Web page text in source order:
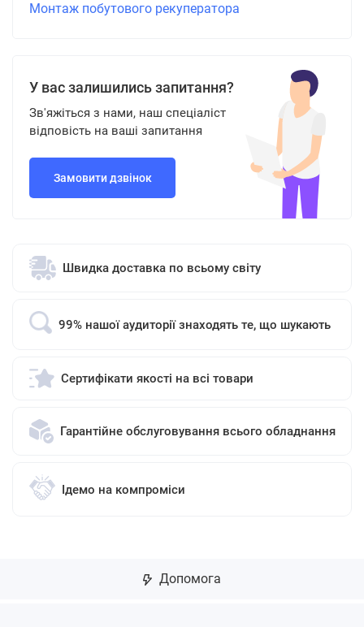
Монтаж побутового рекуператора
У вас залишились запитання?
Зв'яжіться з нами, наш спеціаліст
відповість на ваші запитання
Замовити дзвінок
Швидка доставка по всьому світу
99% нашої аудиторії знаходять те, що шукають
Сертифікати якості на всі товари
Гарантійне обслуговування всього обладнання
Ідемо на компроміси
Допомога